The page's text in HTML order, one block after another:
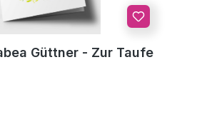
Güttner - Zur Taufe